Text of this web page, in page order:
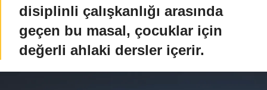
disiplinli çalışkanlığı arasında
geçen bu masal, çocuklar için
değerli ahlaki dersler içerir.